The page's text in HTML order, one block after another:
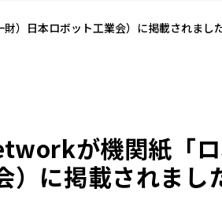
）日本ロボット工業会）に掲載されまし
が機関紙「
）に掲載されまし